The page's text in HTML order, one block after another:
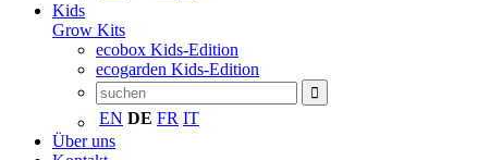
Kids
Grow Kits
ecobox Kids-Edition
ecogarden Kids-Edition
EN DE FR IT
Über uns